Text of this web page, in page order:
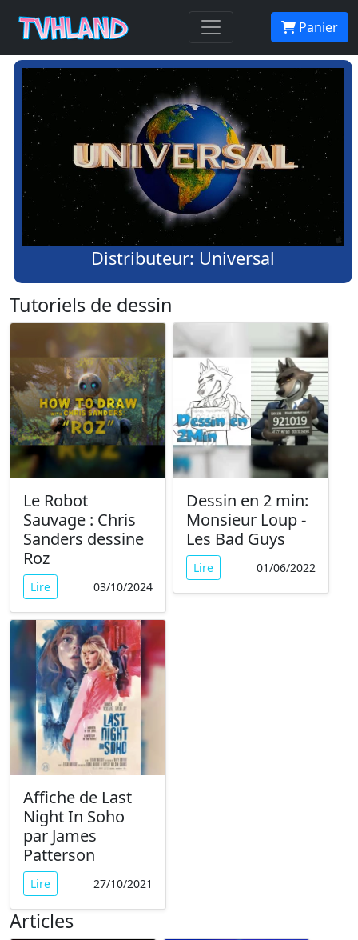
Panier
Distributeur: Universal
Tutoriels de dessin
Le Robot
Sauvage : Chris
Sanders dessine
Roz
Lire 03/10/2024
Dessin en 2 min:
Monsieur Loup -
Les Bad Guys
Lire 01/06/2022
Affiche de Last
Night In Soho
par James
Patterson
Lire 27/10/2021
Articles